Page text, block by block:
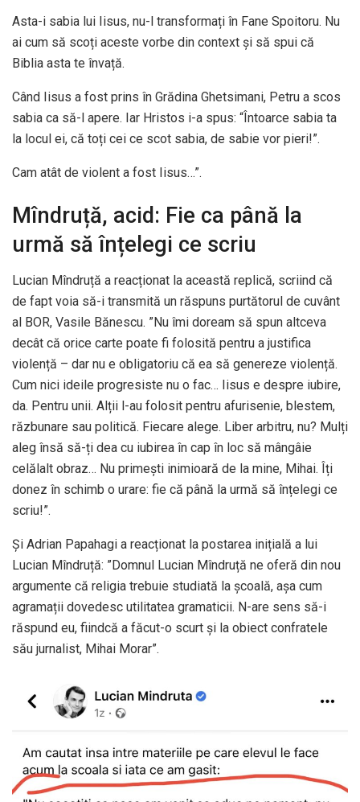
Asta-i sabia lui Iisus, nu-l transformați în Fane Spoitoru. Nu
ai cum să scoți aceste vorbe din context și să spui că
Biblia asta te învață.
Când Iisus a fost prins în Grădina Ghetsimani, Petru a scos
sabia ca să-l apere. Iar Hristos i-a spus: “Întoarce sabia ta
la locul ei, că toți cei ce scot sabia, de sabie vor pieri!”.
Cam atât de violent a fost Iisus…”.
Mîndruță, acid: Fie ca până la
urmă să înțelegi ce scriu
Lucian Mîndruță a reacționat la această replică, scriind că
de fapt voia să-i transmită un răspuns purtătorul de cuvânt
al BOR, Vasile Bănescu. ”Nu îmi doream să spun altceva
decât că orice carte poate fi folosită pentru a justifica
violență – dar nu e obligatoriu că ea să genereze violență.
Cum nici ideile progresiste nu o fac… Iisus e despre iubire,
da. Pentru unii. Alții l-au folosit pentru afurisenie, blestem,
răzbunare sau politică. Fiecare alege. Liber arbitru, nu? Mulți
aleg însă să-ți dea cu iubirea în cap în loc să mângâie
celălalt obraz… Nu primești inimioară de la mine, Mihai. Îți
donez în schimb o urare: fie că până la urmă să înțelegi ce
scriu!”.
Și Adrian Papahagi a reacționat la postarea inițială a lui
Lucian Mîndruță: ”Domnul Lucian Mîndruță ne oferă din nou
argumente că religia trebuie studiată la școală, așa cum
agramații dovedesc utilitatea gramaticii. N-are sens să-i
răspund eu, fiindcă a făcut-o scurt și la obiect confratele
său jurnalist, Mihai Morar”.